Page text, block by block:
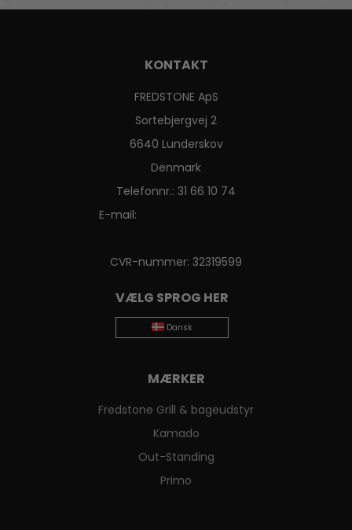
KONTAKT
FREDSTONE ApS
Sortebjergvej 2
6640 Lunderskov
Denmark
Telefonnr.: 31 66 10 74
E-mail:
CVR-nummer: 32319599
VÆLG SPROG HER
Dansk
MÆRKER
Fredstone Grill & bageudstyr
Kamado
Out-Standing
Primo